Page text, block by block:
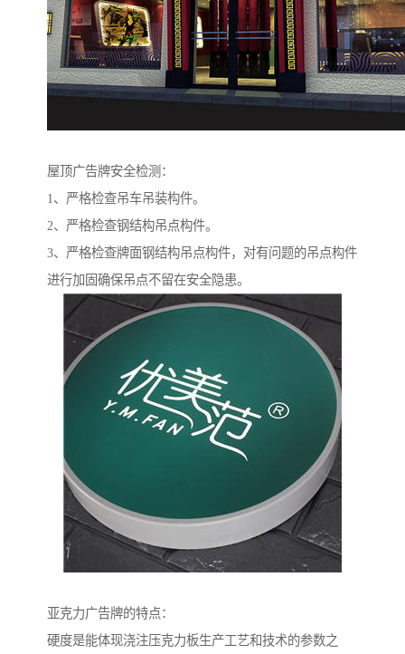
屋顶广告牌安全检测：
1、严格检查吊车吊装构件。
2、严格检查钢结构吊点构件。
3、严格检查牌面钢结构吊点构件，对有问题的吊点构件
进行加固确保吊点不留在安全隐患。
亚克力广告牌的特点：
硬度是能体现浇注压克力板生产工艺和技术的参数之